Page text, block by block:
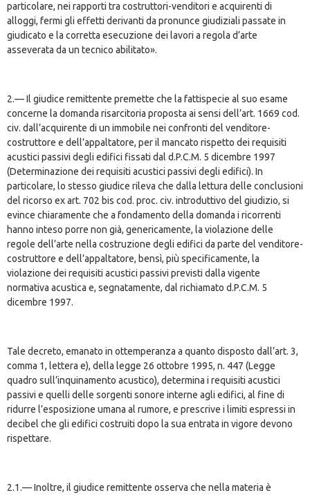
particolare, nei rapporti tra costruttori-venditori e acquirenti di
alloggi, fermi gli effetti derivanti da pronunce giudiziali passate in
giudicato e la corretta esecuzione dei lavori a regola d’arte
asseverata da un tecnico abilitato».
2.— Il giudice remittente premette che la fattispecie al suo esame
concerne la domanda risarcitoria proposta ai sensi dell’art. 1669 cod.
civ. dall’acquirente di un immobile nei confronti del venditore-
costruttore e dell’appaltatore, per il mancato rispetto dei requisiti
acustici passivi degli edifici fissati dal d.P.C.M. 5 dicembre 1997
(Determinazione dei requisiti acustici passivi degli edifici). In
particolare, lo stesso giudice rileva che dalla lettura delle conclusioni
del ricorso ex art. 702 bis cod. proc. civ. introduttivo del giudizio, si
evince chiaramente che a fondamento della domanda i ricorrenti
hanno inteso porre non già, genericamente, la violazione delle
regole dell’arte nella costruzione degli edifici da parte del venditore-
costruttore e dell’appaltatore, bensì, più specificamente, la
violazione dei requisiti acustici passivi previsti dalla vigente
normativa acustica e, segnatamente, dal richiamato d.P.C.M. 5
dicembre 1997.
Tale decreto, emanato in ottemperanza a quanto disposto dall’art. 3,
comma 1, lettera e), della legge 26 ottobre 1995, n. 447 (Legge
quadro sull’inquinamento acustico), determina i requisiti acustici
passivi e quelli delle sorgenti sonore interne agli edifici, al fine di
ridurre l’esposizione umana al rumore, e prescrive i limiti espressi in
decibel che gli edifici costruiti dopo la sua entrata in vigore devono
rispettare.
2.1.— Inoltre, il giudice remittente osserva che nella materia è